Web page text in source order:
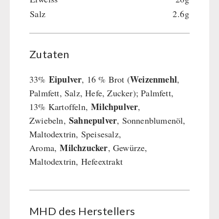
Hauptmahlzeiten
Schutzraum-Ausrüstung
Salz
2.6g
Zutaten
33% Eipulver, 16 % Brot (Weizenmehl,
Palmfett, Salz, Hefe, Zucker); Palmfett,
13% Kartoffeln,Milchpulver,
Zwiebeln, Sahnepulver, Sonnenblumenöl,
Maltodextrin, Speisesalz,
Aroma,Milchzucker, Gewürze,
Maltodextrin, Hefeextrakt
MHD des Her­stel­lers